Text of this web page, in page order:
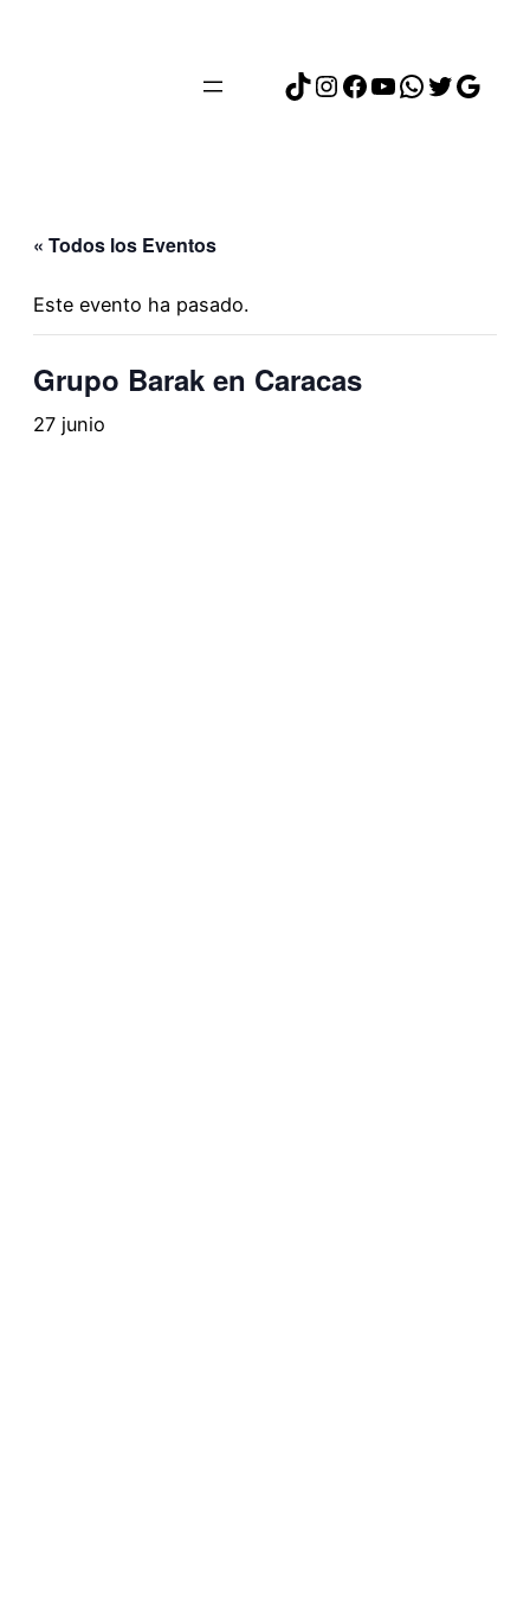
TikTok
Instagram
Facebook
YouTube
Twitter
« Todos los Eventos
Este evento ha pasado.
Grupo Barak en Caracas
27 junio